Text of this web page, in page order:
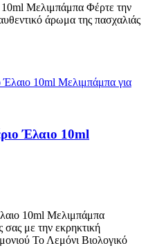
Μελιμπάμπα Φέρτε την
άρωμα της πασχαλιάς
Έλαιο 10ml
10ml Μελιμπάμπα
σας με την εκρηκτική
Το Λεμόνι Βιολογικό